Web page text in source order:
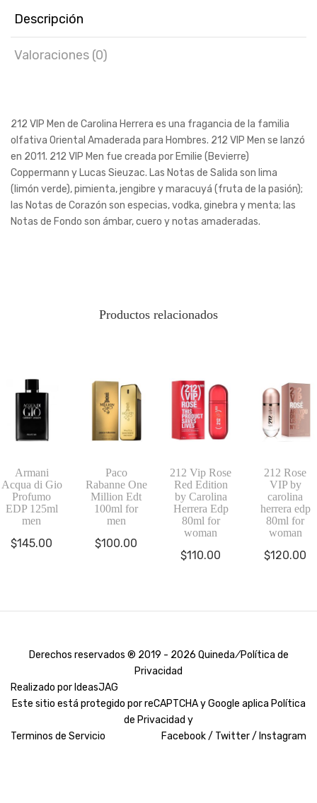
Descripción
Valoraciones (0)
212 VIP Men de Carolina Herrera es una fragancia de la familia
olfativa Oriental Amaderada para Hombres. 212 VIP Men se lanzó
en 2011. 212 VIP Men fue creada por Emilie (Bevierre)
Coppermann y Lucas Sieuzac. Las Notas de Salida son lima
(limón verde), pimienta, jengibre y maracuyá (fruta de la pasión);
las Notas de Corazón son especias, vodka, ginebra y menta; las
Notas de Fondo son ámbar, cuero y notas amaderadas.
Productos relacionados
Armani
Acqua di Gio
Profumo
EDP 125ml
men
$145.00
Paco
Rabanne One
Million Edt
100ml for
men
$100.00
212 Vip Rose
Red Edition
by Carolina
Herrera Edp
80ml for
woman
$110.00
212 Rose
VIP by
carolina
herrera edp
80ml for
woman
$120.00
Derechos reservados ® 2019 - 2026 Quineda ⁄Política de
Privacidad
Realizado por IdeasJAG
Este sitio está protegido por reCAPTCHA y Google aplica Política
de Privacidad y
Terminos de Servicio
Facebook / Twitter / Instagram